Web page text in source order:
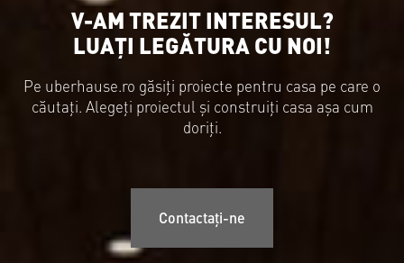
V-AM TREZIT INTERESUL?
LUAȚI LEGĂTURA CU NOI!
Pe uberhause.ro găsiți proiecte pentru casa pe care o
căutați. Alegeți proiectul și construiți casa așa cum
doriți.
Contactați-ne